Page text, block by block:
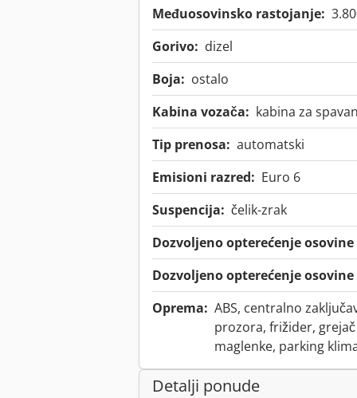
Međuosovinsko rastojanje:
Gorivo: dizel
Boja: ostalo
Kabina vozača: kabina za
Tip prenosa: automatski
Emisioni razred: Euro 6
Suspencija: čelik-zrak
Dozvoljeno opterećenje osovine
Dozvoljeno opterećenje osovine
Oprema: ABS, centralno
prozora, frižider,
maglenke, parking
Detalji ponude